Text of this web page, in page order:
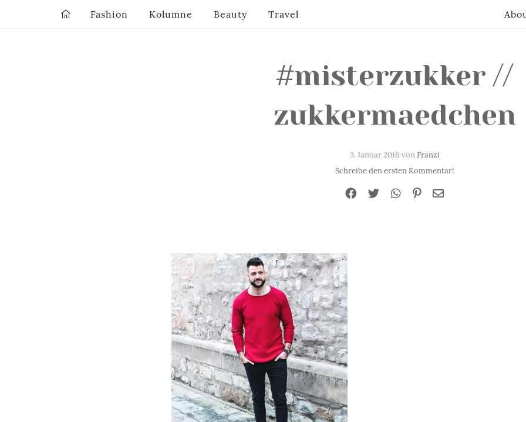
#misterzukker //
zukkermaedchen
3. Januar 2016 vonFranzi
Schreibe den ersten Kommentar!
Fashion Kolumne Beauty Travel